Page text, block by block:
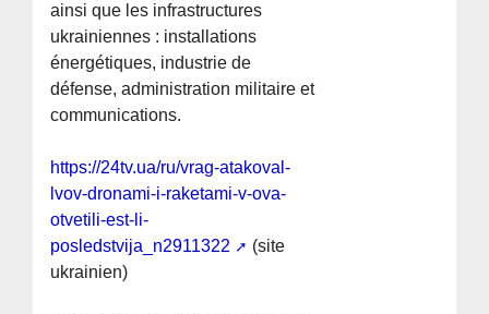
ainsi que les infrastructures
ukrainiennes : installations
énergétiques, industrie de
défense, administration militaire et
communications.
https://24tv.ua/ru/vrag-atakoval-
lvov-dronami-i-raketami-v-ova-
otvetili-est-li-
posledstvija_n2911322
(site
ukrainien)